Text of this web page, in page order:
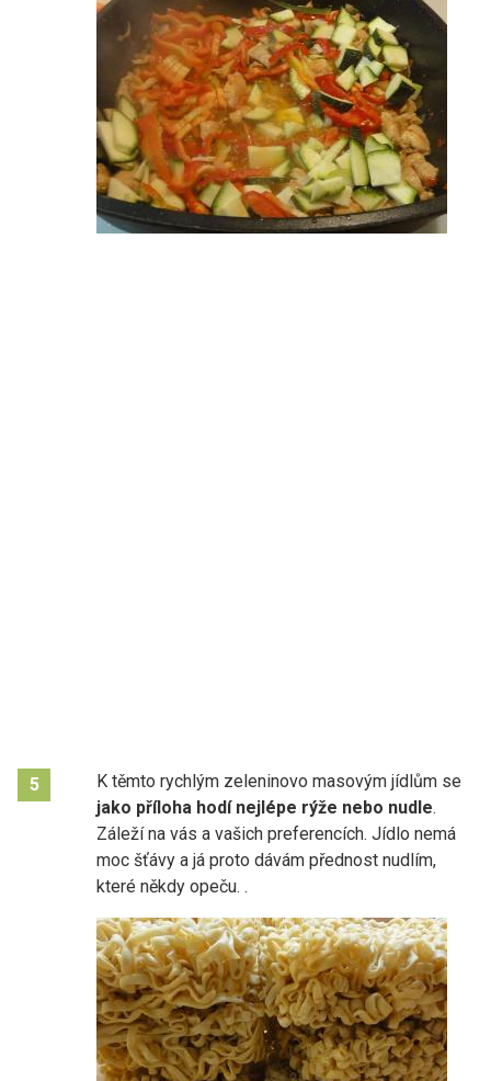
5
K těmto rychlým zeleninovo masovým jídlům se
jako příloha hodí nejlépe rýže nebo nudle.
Záleží na vás a vašich preferencích. Jídlo nemá
moc šťávy a já proto dávám přednost nudlím,
které někdy opeču. .